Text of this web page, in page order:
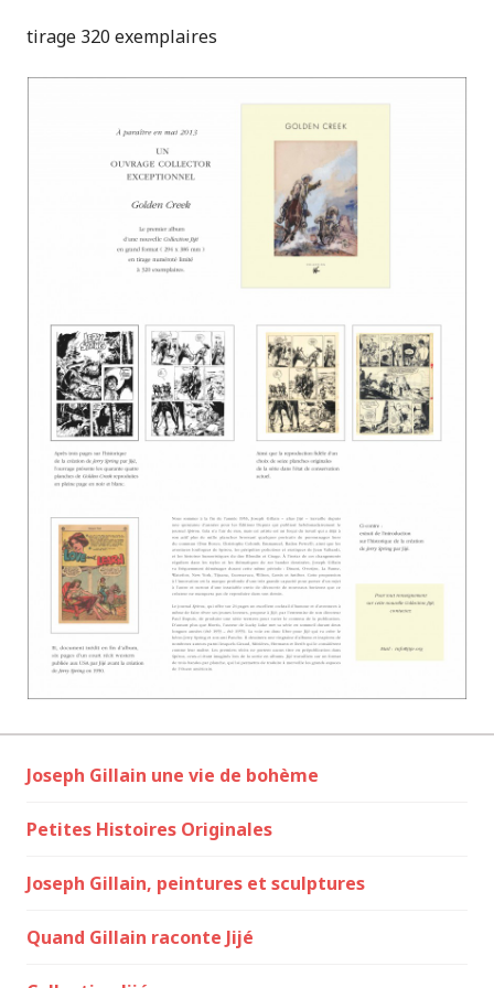
tirage 320 exemplaires
Joseph Gillain une vie de bohème
Petites Histoires Originales
Joseph Gillain, peintures et sculptures
Quand Gillain raconte Jijé